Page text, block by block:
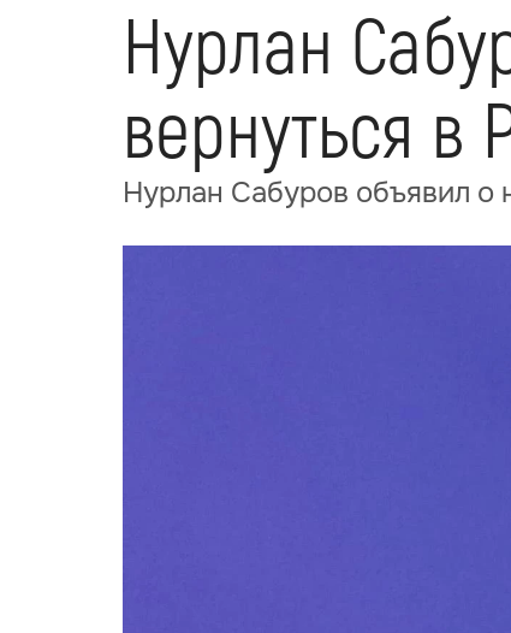
Нурлан
вернуться в
Нурлан Сабуров объявил о